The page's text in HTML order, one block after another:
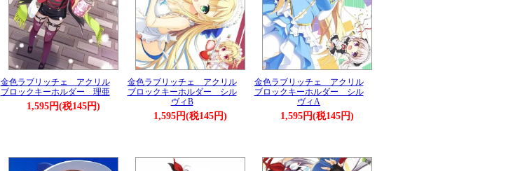
金色ラブリッチェ アクリル
ブロックキーホルダー 理亜
1,595円(税145円)
金色ラブリッチェ アクリル
ブロックキーホルダー シル
ヴィB
1,595円(税145円)
金色ラブリッチェ アクリル
ブロックキーホルダー シル
ヴィA
1,595円(税145円)